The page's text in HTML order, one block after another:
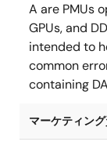
A are PMUs
GPUs, and
intended to
common
containing
マーケティン